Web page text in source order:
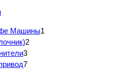
Машины1
2
3
7